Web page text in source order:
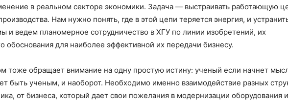
в реальном секторе экономики. Задача — выстраивать работающую
Нам нужно понять, где в этой цепи теряется энергия, и
и ведем планомерное сотрудничество в ХГУ по линии изобретений, их
обоснования для наиболее эффективной их передачи бизнесу.
тоже обращает внимание на одну простую истину: ученый если начнет
быть ученым, и наоборот. Необходимо именно взаимодействие разных
от бизнеса, который дает свои пожелания в модернизации оборудования